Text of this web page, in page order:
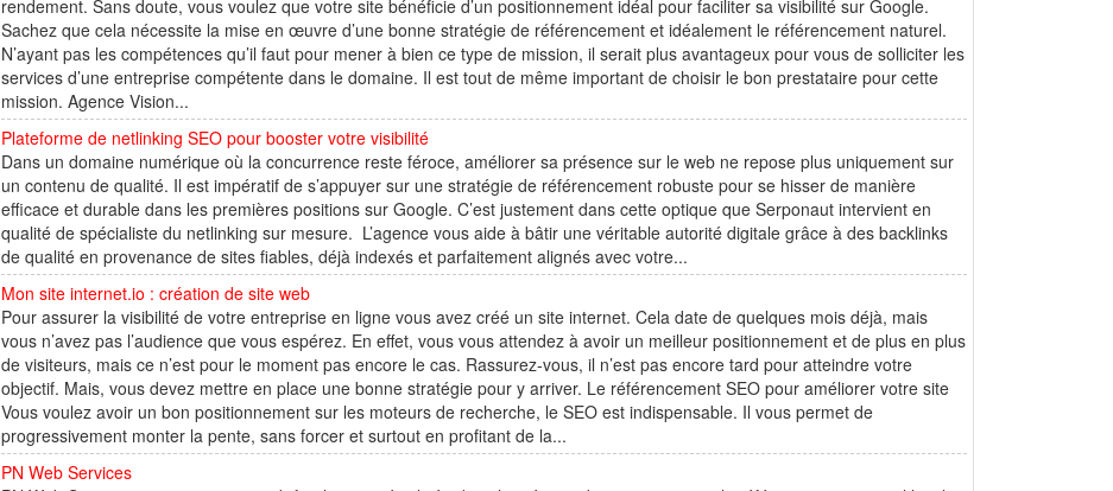
rendement. Sans doute, vous voulez que votre site bénéficie d’un positionnement idéal pour faciliter sa visibilité sur Google.
Sachez que cela nécessite la mise en œuvre d’une bonne stratégie de référencement et idéalement le référencement naturel.
N’ayant pas les compétences qu’il faut pour mener à bien ce type de mission, il serait plus avantageux pour vous de solliciter les
services d’une entreprise compétente dans le domaine. Il est tout de même important de choisir le bon prestataire pour cette
mission. Agence Vision...
Plateforme de netlinking SEO pour booster votre visibilité
Dans un domaine numérique où la concurrence reste féroce, améliorer sa présence sur le web ne repose plus uniquement sur
un contenu de qualité. Il est impératif de s’appuyer sur une stratégie de référencement robuste pour se hisser de manière
efficace et durable dans les premières positions sur Google. C’est justement dans cette optique que Serponaut intervient en
qualité de spécialiste du netlinking sur mesure. L’agence vous aide à bâtir une véritable autorité digitale grâce à des backlinks
de qualité en provenance de sites fiables, déjà indexés et parfaitement alignés avec votre...
Mon site internet.io : création de site web
Pour assurer la visibilité de votre entreprise en ligne vous avez créé un site internet. Cela date de quelques mois déjà, mais
vous n’avez pas l’audience que vous espérez. En effet, vous vous attendez à avoir un meilleur positionnement et de plus en plus
de visiteurs, mais ce n’est pour le moment pas encore le cas. Rassurez-vous, il n’est pas encore tard pour atteindre votre
objectif. Mais, vous devez mettre en place une bonne stratégie pour y arriver. Le référencement SEO pour améliorer votre site
Vous voulez avoir un bon positionnement sur les moteurs de recherche, le SEO est indispensable. Il vous permet de
progressivement monter la pente, sans forcer et surtout en profitant de la...
PN Web Services